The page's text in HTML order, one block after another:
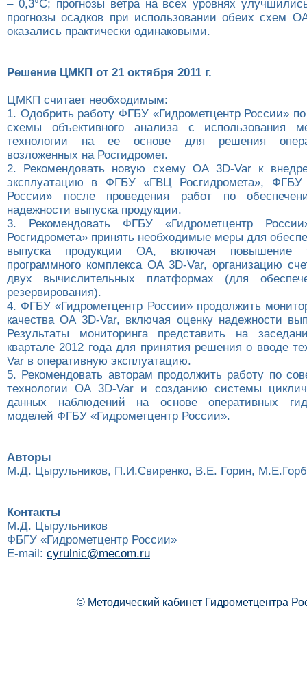
– 0,3°С; прогнозы ветра на всех уровнях
прогнозы осадков при использовании обеих схем
оказались практически одинаковыми.
Решение ЦМКП от 21 октября 2011 г.
ЦМКП считает необходимым:
1. Одобрить работу ФГБУ «Гидрометцентр России»
схемы объективного анализа с использования
технологии на ее основе для решения
возложенных на Росгидромет.
2. Рекомендовать новую схему ОА 3D-Var к
эксплуатацию в ФГБУ «ГВЦ Росгидромета», ФГБУ
России» после проведения работ по
надежности выпуска продукции.
3. Рекомендовать ФГБУ «Гидрометцентр
Росгидромета» принять необходимые меры для
выпуска продукции ОА, включая повышение
программного комплекса ОА 3D-Var, организацию
двух вычислительных платформах (для
резервирования).
4. ФГБУ «Гидрометцентр России» продолжить
качества ОА 3D-Var, включая оценку надежности
Результаты мониторинга представить на
квартале 2012 года для принятия решения о вводе
Var в оперативную эксплуатацию.
5. Рекомендовать авторам продолжить работу по
технологии ОА 3D-Var и созданию системы
данных наблюдений на основе оперативных
моделей ФГБУ «Гидрометцентр России».
Авторы
М.Д. Цырульников, П.И.Свиренко, В.Е. Горин,
Контакты
М.Д. Цырульников
ФБГУ «Гидрометцентр России»
E-mail: cyrulnic@mecom.ru
© Методический кабинет Гидрометцентра